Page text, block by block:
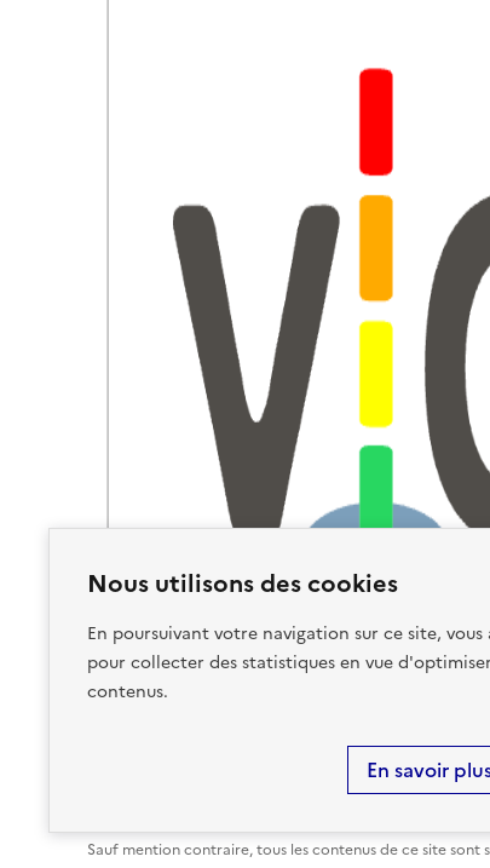
Nous utilisons des cookies
En poursuivant votre navigation sur ce site,
pour collecter des statistiques en vue
contenus.
En savoir
Accessibilité : partiellement conforme
Sauf mention contraire, tous les contenus de ce site sont